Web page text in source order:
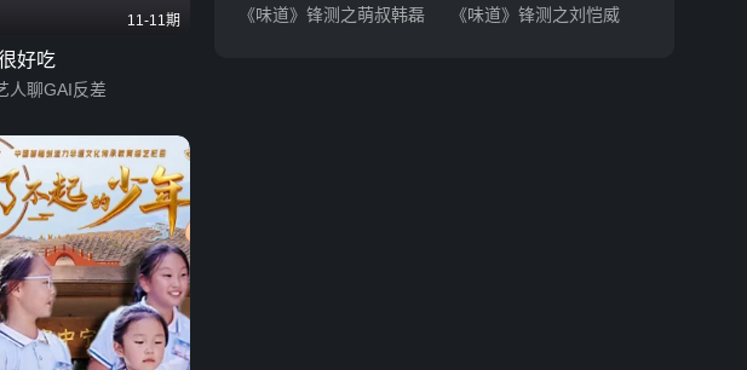
11-11期
好吃
人聊GAI反差
《味道》锋测之萌叔韩磊 《味道》锋测之刘恺威